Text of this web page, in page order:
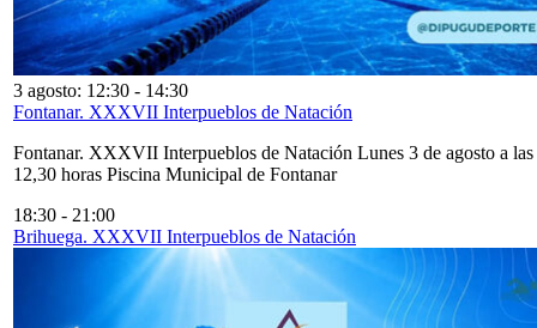
3 agosto: 12:30 - 14:30
Fontanar. XXXVII Interpueblos de Natación
Fontanar. XXXVII Interpueblos de Natación Lunes 3 de agosto a las
12,30 horas Piscina Municipal de Fontanar
18:30 - 21:00
Brihuega. XXXVII Interpueblos de Natación